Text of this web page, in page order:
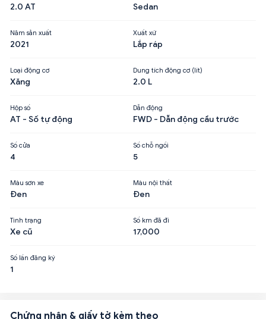
2.0 AT Sedan
Năm sản xuất
2021
Xuất xứ
Lắp ráp
Loại động cơ
Xăng
Dung tích động cơ (lít)
2.0 L
Hộp số
AT - Số tự động
Dẫn động
FWD - Dẫn động cầu trước
Số cửa
4
Số chỗ ngồi
5
Màu sơn xe
Đen
Màu nội thất
Đen
Tình trạng
Xe cũ
Số km đã đi
17,000
Số lần đăng ký
1
Chứng nhận & giấy tờ kèm theo